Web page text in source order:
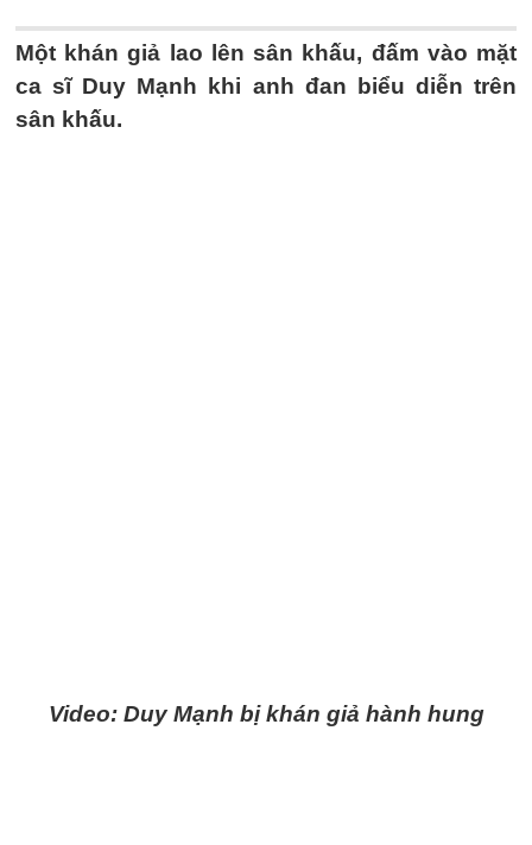
Một khán giả lao lên sân khấu, đấm vào mặt
ca sĩ Duy Mạnh khi anh đan biểu diễn trên
sân khấu.
Video: Duy Mạnh bị khán giả hành hung